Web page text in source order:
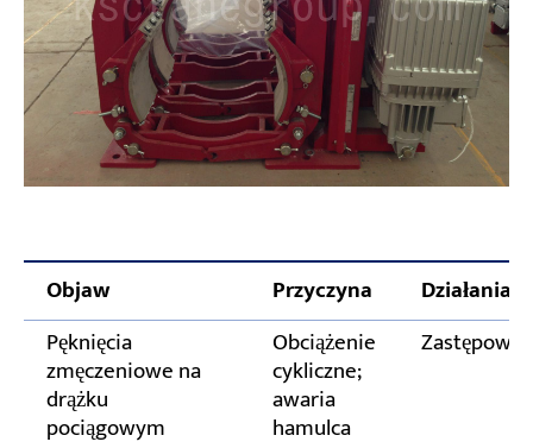
Objaw Przyczyna
Działania
Pęknięcia
zmęczeniowe na
drążku
pociągowym
Obciążenie
cykliczne;
awaria
hamulca
Zastępować